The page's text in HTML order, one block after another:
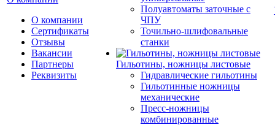
О компании
Сертификаты
Отзывы
Вакансии
Партнеры
Реквизиты
Полуавтоматы заточные с
ЧПУ
Точильно-шлифовальные
станки
Гильотины, ножницы листовые
Гидравлические гильотины
Гильотинные ножницы
механические
Пресс-ножницы
комбинированные